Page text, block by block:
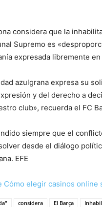
considera que la
Supremo es
expresada libremente en
azulgrana expresa su
y del derecho a
club», recuerda el FC
siempre que el
desde el diálogo
EFE
Cómo elegir casinos online
considera El Barça